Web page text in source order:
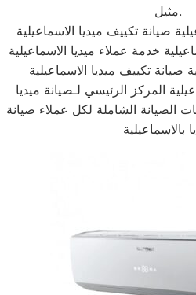
مثيل.
صيانة تكييف ميديا الاسماعيلية
خدمة عملاء ميديا الاسماعيلية
صيانة تكييف ميديا الاسماعيلية
المركز الرئيسي لـصيانة ميديا
الشاملة لكل عملاء صيانة
بالاسماعيلية